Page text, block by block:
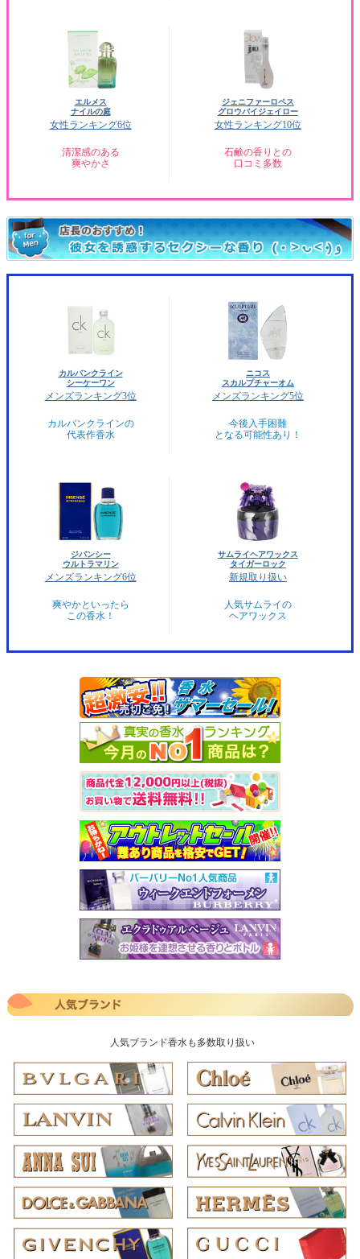
エルメス
ナイルの庭
女性ランキング6位
清潔感のある
爽やかさ
ジェニファーロペス
グロウバイジェイロー
女性ランキング10位
石鹸の香りとの
口コミ多数
カルバンクライン
シーケーワン
メンズランキング3位
カルバンクラインの
代表作香水
ニコス
スカルプチャーオム
メンズランキング5位
今後入手困難
となる可能性あり！
ジバンシー
ウルトラマリン
メンズランキング6位
爽やかといったら
この香水！
サムライヘアワックス
タイガーロック
新規取り扱い
人気サムライの
ヘアワックス
人気ブランド香水も多数取り扱い